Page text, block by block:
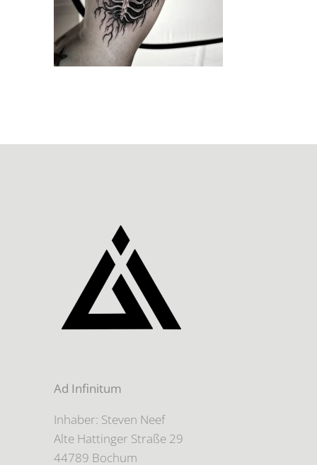
Ad Infinitum
Inhaber: Steven Neef
Alte Hattinger Straße 29
44789 Bochum